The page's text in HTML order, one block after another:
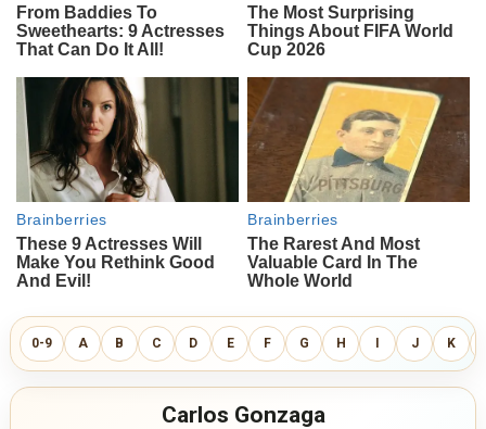
0-9 A B C D E F G H I J K
Carlos Gonzaga